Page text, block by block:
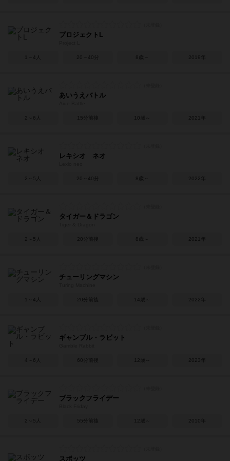
プロジェクトL
1～4人 20～40分 8歳～ 2019年
あいうえバトル
2～6人 15分前後 10歳～ 2021年
レキシオ ネオ
2～5人 20～40分 8歳～ 2022年
タイガー＆ドラゴン
2～5人 20分前後 8歳～ 2021年
チューリングマシン
1～4人 20分前後 14歳～ 2022年
ギャンブル・ラビット
4～6人 60分前後 12歳～ 2023年
ブラックフライデー
2～5人 55分前後 12歳～ 2010年
スポッツ